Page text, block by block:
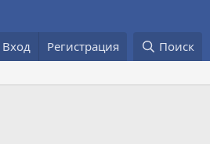
Вход Регистрация Поиск